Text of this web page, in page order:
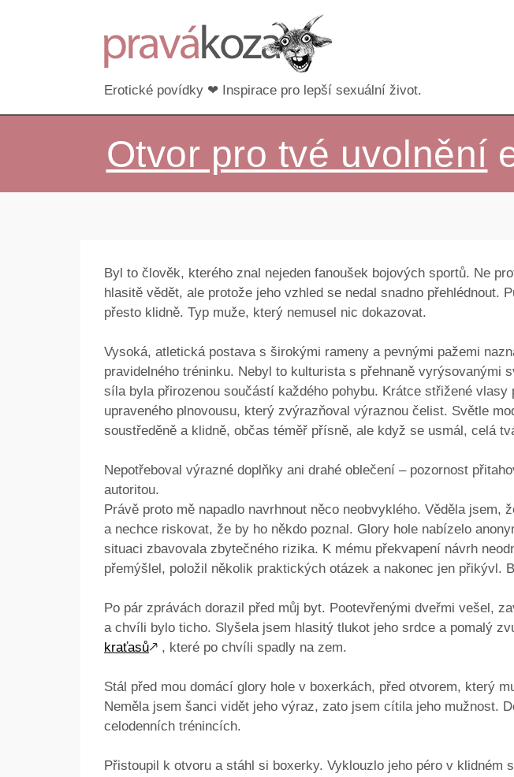
Erotické povídky ❤ Inspirace pro lepší sexuální život.
Otvor pro tvé uvolnění
Byl to člověk, kterého znal nejeden fanoušek bojových sportů. Ne
hlasitě vědět, ale protože jeho vzhled se nedal snadno přehlédnout.
přesto klidně. Typ muže, který nemusel nic dokazovat.
Vysoká, atletická postava s širokými rameny a pevnými pažemi
pravidelného tréninku. Nebyl to kulturista s přehnaně vyrýsovanými
síla byla přirozenou součástí každého pohybu. Krátce střižené vlasy
upraveného plnovousu, který zvýrazňoval výraznou čelist. Světle
soustředěně a klidně, občas téměř přísně, ale když se usmál, celá
Nepotřeboval výrazné doplňky ani drahé oblečení – pozornost
autoritou.
Právě proto mě napadlo navrhnout něco neobvyklého. Věděla jsem,
a nechce riskovat, že by ho někdo poznal. Glory hole nabízelo
situaci zbavovala zbytečného rizika. K mému překvapení návrh
přemýšlel, položil několik praktických otázek a nakonec jen přikývl.
Po pár zprávách dorazil před můj byt. Pootevřenými dveřmi vešel,
a chvíli bylo ticho. Slyšela jsem hlasitý tlukot jeho srdce a pomalý
kraťasů🡕 , které po chvíli spadly na zem.
Stál před mou domácí glory hole v boxerkách, před otvorem, který
Neměla jsem šanci vidět jeho výraz, zato jsem cítila jeho mužnost.
celodenních trénincích.
Přistoupil k otvoru a stáhl si boxerky. Vyklouzlo jeho péro v klidném